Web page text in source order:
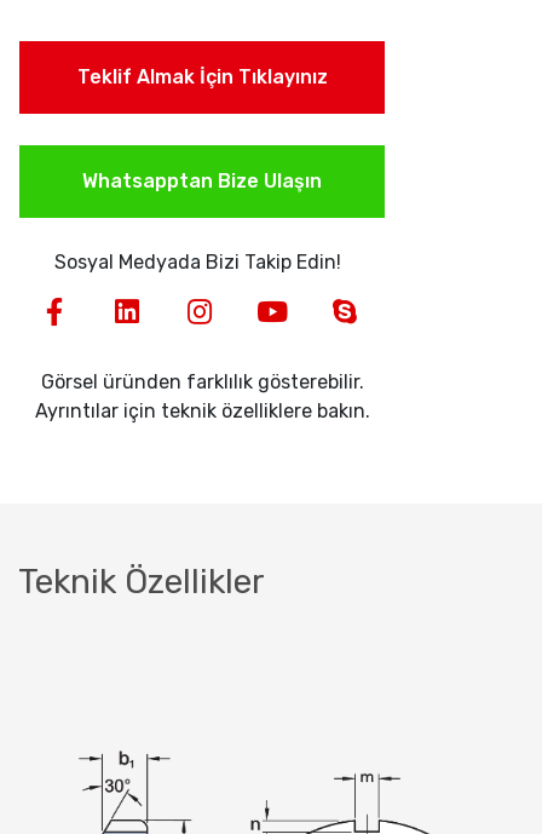
Teklif Almak İçin Tıklayınız
Whatsapptan Bize Ulaşın
Sosyal Medyada Bizi Takip Edin!
Görsel üründen farklılık gösterebilir.
Ayrıntılar için teknik özelliklere bakın.
Teknik Özellikler